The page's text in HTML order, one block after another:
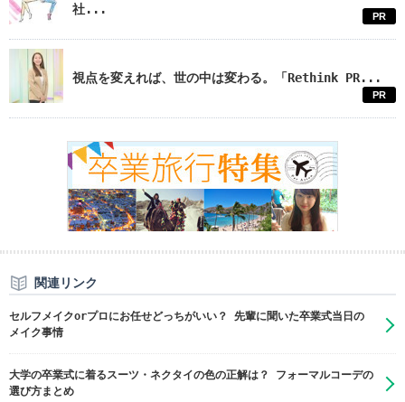
社...
PR
視点を変えれば、世の中は変わる。「Rethink PR...
PR
関連リンク
セルフメイクorプロにお任せどっちがいい？ 先輩に聞いた卒業式当日の
メイク事情
大学の卒業式に着るスーツ・ネクタイの色の正解は？ フォーマルコーデの
選び方まとめ